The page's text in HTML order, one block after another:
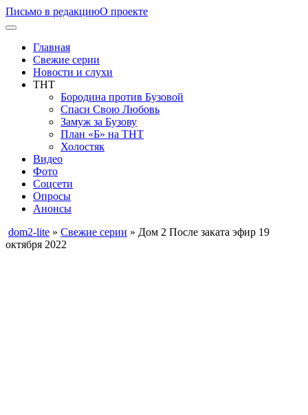
Письмо в редакциюО проекте
Главная
Свежие серии
Новости и слухи
ТНТ
Бородина против Бузовой
Спаси Свою Любовь
Замуж за Бузову
План «Б» на ТНТ
Холостяк
Видео
Фото
Соцсети
Опросы
Анонсы
dom2-lite » Свежие серии » Дом 2 После заката эфир 19
октября 2022